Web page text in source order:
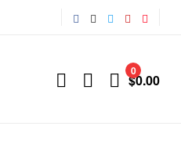
0
$0.00